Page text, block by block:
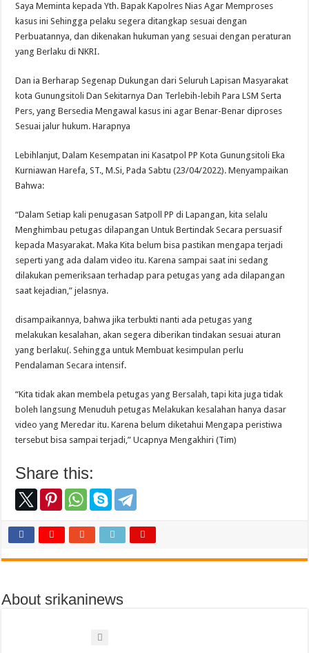
Saya Meminta kepada Yth. Bapak Kapolres Nias Agar Memproses
kasus ini Sehingga pelaku segera ditangkap sesuai dengan
Perbuatannya, dan dikenakan hukuman yang sesuai dengan peraturan
yang Berlaku di NKRI.
Dan ia Berharap Segenap Dukungan dari Seluruh Lapisan Masyarakat
kota Gunungsitoli Dan Sekitarnya Dan Terlebih-lebih Para LSM Serta
Pers, yang Bersedia Mengawal kasus ini agar Benar-Benar diproses
Sesuai jalur hukum. Harapnya
Lebihlanjut, Dalam Kesempatan ini Kasatpol PP Kota Gunungsitoli Eka
Kurniawan Harefa, ST., M.Si, Pada Sabtu (23/04/2022). Menyampaikan
Bahwa:
“Dalam Setiap kali penugasan Satpoll PP di Lapangan, kita selalu
Menghimbau petugas dilapangan Untuk Bertindak Secara persuasif
kepada Masyarakat. Maka Kita belum bisa pastikan mengapa terjadi
seperti yang ada dalam video itu. Karena sampai saat ini sedang
dilakukan pemeriksaan terhadap para petugas yang ada dilapangan
saat kejadian,” jelasnya.
disampaikannya, bahwa jika terbukti nanti ada petugas yang
melakukan kesalahan, akan segera diberikan tindakan sesuai aturan
yang berlaku(. Sehingga untuk Membuat kesimpulan perlu
Pendalaman Secara intensif.
“Kita tidak akan membela petugas yang Bersalah, tapi kita juga tidak
boleh langsung Menuduh petugas Melakukan kesalahan hanya dasar
video yang Meredar itu. Karena belum diketahui Mengapa peristiwa
tersebut bisa sampai terjadi,” Ucapnya Mengakhiri (Tim)
Share this:
About srikaninews